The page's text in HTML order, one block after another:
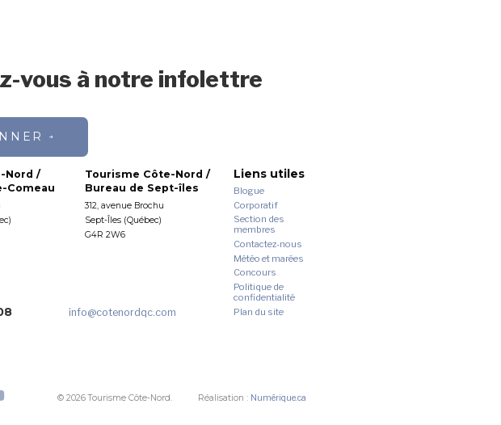
vous à notre infolettre
Nord /
Comeau
Tourisme Côte-Nord /
Bureau de Sept-îles
312, avenue Brochu
Sept-Îles (Québec)
G4R 2W6
Liens utiles
Blogue
Corporatif
Section des
membres
Contactez-nous
Météo et marées
Concours
Politique de
confidentialité
Plan du site
info@cotenordqc.com
© 2026 Tourisme Côte-Nord. Réalisation : Numérique.ca